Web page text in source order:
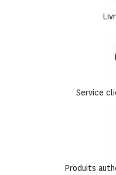
Service
Produits